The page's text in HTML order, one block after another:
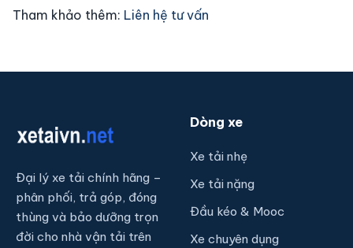
Tham khảo thêm: Liên hệ tư vấn
Đại lý xe tải chính hãng –
phân phối, trả góp, đóng
thùng và bảo dưỡng trọn
đời cho nhà vận tải trên
Dòng xe
Xe tải nhẹ
Xe tải nặng
Đầu kéo & Mooc
Xe chuyên dụng